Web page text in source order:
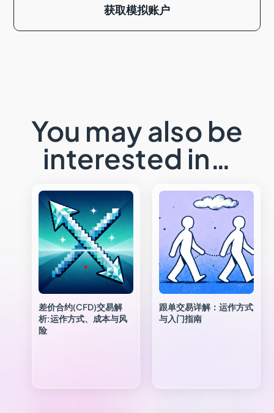
获取模拟账户
You may also be
interested in…
差价合约(CFD)交易解
析:运作方式、成本与风
险
跟单交易详解：运作方式
与入门指南